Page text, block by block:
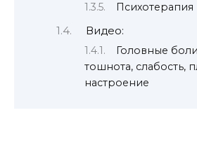
Психотерапия
Видео:
Головные
тошнота, слабость,
настроение